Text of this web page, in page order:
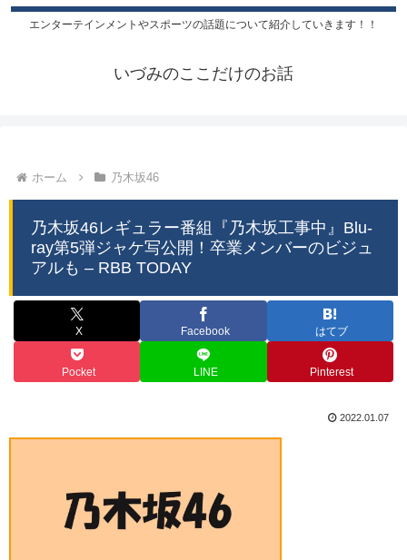
エンターテインメントやスポーツの話題について紹介していきます！！
いづみのここだけのお話
ホーム 乃木坂46
乃木坂46レギュラー番組『乃木坂工事中』Blu-
ray第5弾ジャケ写公開！卒業メンバーのビジュ
アルも – RBB TODAY
X Facebook はてブ
Pocket LINE Pinterest
2022.01.07